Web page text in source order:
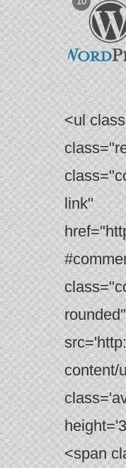
<ul class="cwp-ul "><li class="recentcomments cwp-li"><a class="comment-link cwp-comment-link" href="https://ebookbrain.net/nexus6p/#comment-70169"><span class="comment-avatar cwp-avatar rounded"><img alt='neru' src='http://ebookbrain.net/wp-content/uploads/profile/write.png' class='avatar avatar-30 photo' height='30' width='30' /></span></a><span class="cwp-comment-title"><span class="comment-author-link cwp-author-link"><a href="http://ebookbrain.net/" class="url" rel="ugc">neru</a></span> <span class="cwp-on-text">on</span> <a class="comment-link cwp-comment-link" href="https://ebookbrain.net/nexus6p/#comment-70169">【ドライヤーで解決済】nexus6pがロゴループで起動しない/バッテリー交換体験談!</a></span></li><li class="recentcomments cwp-li"><a class="comment-link cwp-comment-link" href="https://ebookbrain.net/nexus6p/#comment-70108"><span class="comment-avatar cwp-avatar rounded"><img alt='' src='https://secure.gravatar.com/avatar/eae0ba4c686f966a67a0a3544059de97?s=30&d=mm&r=g' srcset='https://secure.gravatar.com/avatar/eae0ba4c686f966a67a0a3544059de97?s=60&d=mm&r=g 2x' class='avatar avatar-30 photo' height='30' width='30' decoding='async'/></span></a><span class="cwp-comment-title"><span class="comment-author-link cwp-author-link"><a href="https://t20-win.in" class="url" rel="ugc external nofollow">T20 Win Official</a></span> <span class="cwp-on-text">on</span> <a class="comment-link cwp-comment-link" href="https://ebookbrain.net/nexus6p/#comment-70108">【ドライヤーで解決済】nexus6pがロゴループで起動しない/バッテリー交換体験談!</a></span></li><li class="recentcomments cwp-li"><a class="comment-link cwp-comment-link" href="https://ebookbrain.net/images-video-thread-posts-for-twitter-api/#comment-63237"><span class="comment-avatar cwp-avatar rounded"><img alt='neru' src='http://ebookbrain.net/wp-content/uploads/profile/write.png' class='avatar avatar-30 photo' height='30' width='30' /></span></a><span class="cwp-comment-title"><span class="comment-author-link cwp-author-link"><a href="http://ebookbrain.net/" class="url" rel="ugc">neru</a></span> <span class="cwp-on-text">on</span> <a class="comment-link cwp-comment-link" href="https://ebookbrain.net/images-video-thread-posts-for-twitter-api/#comment-63237">【GAS】ツリー投稿・動画投稿・画像複数枚投稿(media upload)で予約投稿するやり方【Twitter API】</a></span></li><li class="recentcomments cwp-li"><a class="comment-link cwp-comment-link" href="https://ebookbrain.net/images-video-thread-posts-for-twitter-api/#comment-63235"><span class="comment-avatar cwp-avatar rounded"><img alt='' src='https://secure.gravatar.com/avatar/799df9cebe9d92d1cb7412db249f9afa?s=30&d=mm&r=g' srcset='https://secure.gravatar.com/avatar/799df9cebe9d92d1cb7412db249f9afa?s=60&d=mm&r=g 2x' class='avatar avatar-30 photo' height='30' width='30' decoding='async'/></span></a><span class="cwp-comment-title"><span class="comment-author-link cwp-author-link">楓子</span> <span class="cwp-on-text">on</span> <a class="comment-link cwp-comment-link" href="https://ebookbrain.net/images-video-thread-posts-for-twitter-api/#comment-63235">【GAS】ツリー投稿・動画投稿・画像複数枚投稿(media upload)で予約投稿するやり方【Twitter API】</a></span></li><li class="recentcomments cwp-li"><a class="comment-link cwp-comment-link" href="https://ebookbrain.net/images-video-thread-posts-for-twitter-api/#comment-63214"><span class="comment-avatar cwp-avatar rounded"><img alt='neru' src='http://ebookbrain.net/wp-content/uploads/profile/write.png' class='avatar avatar-30 photo' height='30' width='30' /></span></a><span class="cwp-comment-title"><span class="comment-author-link cwp-author-link"><a href="http://ebookbrain.net/" class="url" rel="ugc">neru</a></span> <span class="cwp-on-text">on</span> <a class="comment-link cwp-comment-link" href="https://ebookbrain.net/images-video-